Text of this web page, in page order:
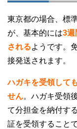
東京都の場合、標
が、基本的には3週
されるようです。
接発送されます。
ハガキを受領して
せん。ハガキ受領
て分担金を納付す
証を受領すること